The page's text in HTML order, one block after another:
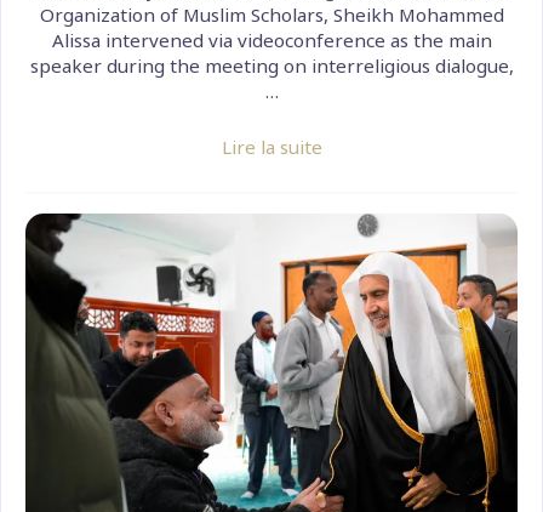
Organization of Muslim Scholars, Sheikh Mohammed
Alissa intervened via videoconference as the main
speaker during the meeting on interreligious dialogue,
…
Lire la suite